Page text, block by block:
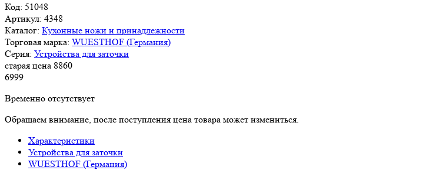
Код: 51048
Артикул: 4348
Каталог: Кухонные ножи и принадлежности
Торговая марка: WUESTHOF (Германия)
Серия: Устройства для заточки
старая цена 8860
6999
Временно отсутствует
Обращаем внимание, после поступления цена товара может измениться.
Характеристики
Устройства для заточки
WUESTHOF (Германия)